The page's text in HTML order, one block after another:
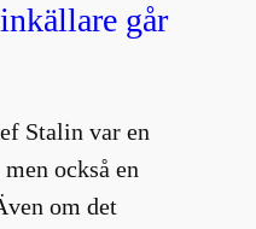
går
Stalin var en
också en
om det